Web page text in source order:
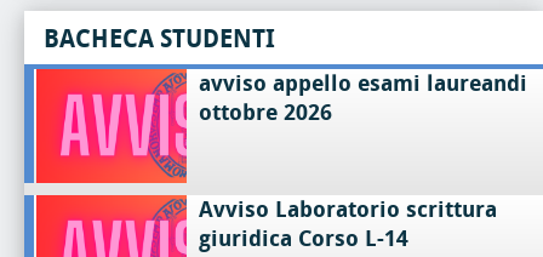
BACHECA STUDENTI
avviso appello esami laureandi
ottobre 2026
Avviso Laboratorio scrittura
giuridica Corso L-14